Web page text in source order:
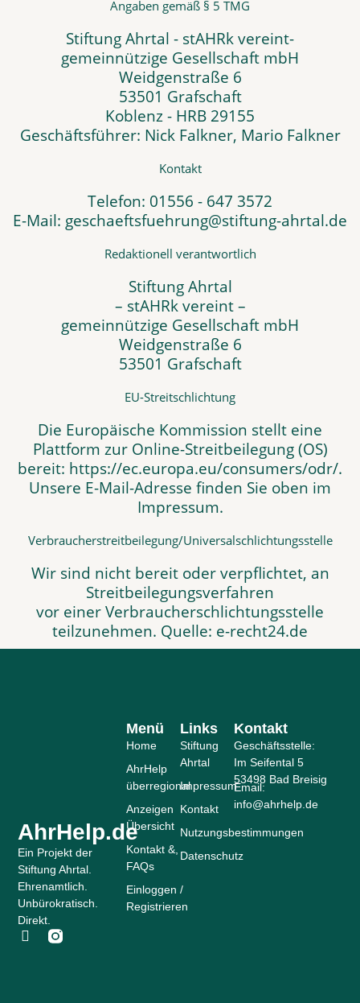
Angaben gemäß § 5 TMG
Stiftung Ahrtal - stAHRk vereint-
gemeinnützige Gesellschaft mbH
Weidgenstraße 6
53501 Grafschaft
Koblenz - HRB 29155
Geschäftsführer: Nick Falkner, Mario Falkner
Kontakt
Telefon: 01556 - 647 3572
E-Mail: geschaeftsfuehrung@stiftung-ahrtal.de
Redaktionell verantwortlich
Stiftung Ahrtal
– stAHRk vereint –
gemeinnützige Gesellschaft mbH
Weidgenstraße 6
53501 Grafschaft
EU-Streitschlichtung
Die Europäische Kommission stellt eine
Plattform zur Online-Streitbeilegung (OS)
bereit: https://ec.europa.eu/consumers/odr/.
Unsere E-Mail-Adresse finden Sie oben im
Impressum.
Verbraucher­streit­beilegung/Universal­schlichtungs­stelle
Wir sind nicht bereit oder verpflichtet, an
Streitbeilegungsverfahren
vor einer Verbraucherschlichtungsstelle
teilzunehmen. Quelle: e-recht24.de
AhrHelp.de
Ein Projekt der
Stiftung Ahrtal.
Ehrenamtlich.
Unbürokratisch.
Direkt.
F
Links
Stiftung
Ahrtal
Impressum
Kontakt
Nutzungsbestimmungen
Datenschutz
Menü
Home
AhrHelp
überregional
Anzeigen
Übersicht
Kontakt &,
FAQs
Einloggen /
Registrieren
Kontakt
Geschäftsstelle:
Im Seifental 5
53498 Bad Breisig
Email:
info@ahrhelp.de